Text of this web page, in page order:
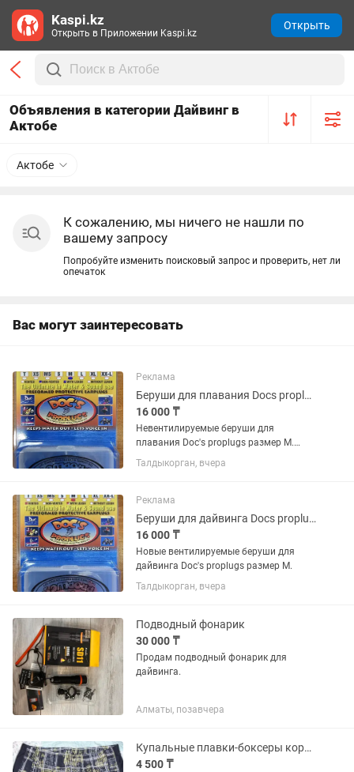
Объявления в категории Дайвинг в
Актобе
Актобе
К сожалению, мы ничего не нашли по
вашему запросу
Попробуйте изменить поисковый запрос и проверить, нет ли
опечаток
Вас могут заинтересовать
Реклама
Беруши для плавания Docs proplugs
16 000 ₸
Невентилируемые беруши для
плавания Doc's proplugs размер М.
Новые. Возможна отправка Казпочтой.
Талдыкорган, вчера
Реклама
Беруши для дайвинга Docs proplugs
16 000 ₸
Новые вентилируемые беруши для
дайвинга Doc's proplugs размер М.
Талдыкорган, вчера
Подводный фонарик
30 000 ₸
Продам подводный фонарик для
дайвинга.
Алматы, позавчера
Купальные плавки-боксеры короткие мужские Airidaco.
4 500 ₸
Kaspi.kz
Открыть в Приложении Kaspi.kz
Открыть